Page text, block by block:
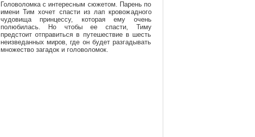
Головоломка с интересным сюжетом. Парень по
имени Тим хочет спасти из лап кровожадного
чудовища принцессу, которая ему очень
полюбилась. Но чтобы ее спасти, Тиму
предстоит отправиться в путешествие в шесть
неизведанных миров, где он будет разгадывать
множество загадок и головоломок.